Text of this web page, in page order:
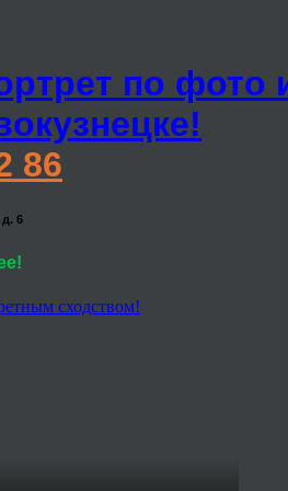
по фото
86
6
сходством!